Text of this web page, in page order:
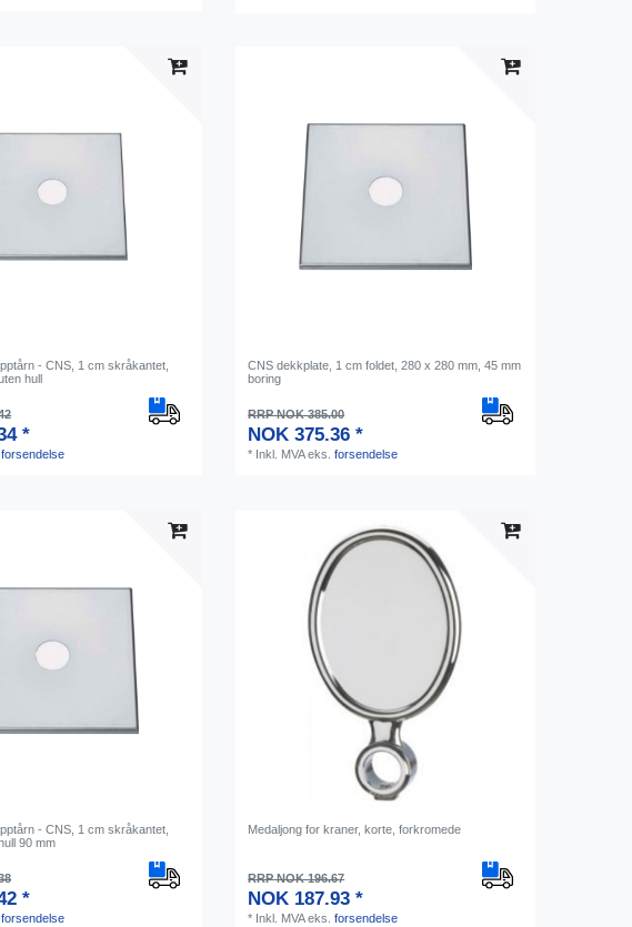
- CNS, 1 cm skråkantet,
hull
*
forsendelse
CNS dekkplate, 1 cm foldet, 280 x 280 mm, 45 mm
boring
RRP NOK 385.00
NOK 375.36 *
* Inkl. MVAeks.forsendelse
- CNS, 1 cm skråkantet,
90 mm
*
forsendelse
Medaljong for kraner, korte, forkromede
RRP NOK 196.67
NOK 187.93 *
* Inkl. MVAeks.forsendelse